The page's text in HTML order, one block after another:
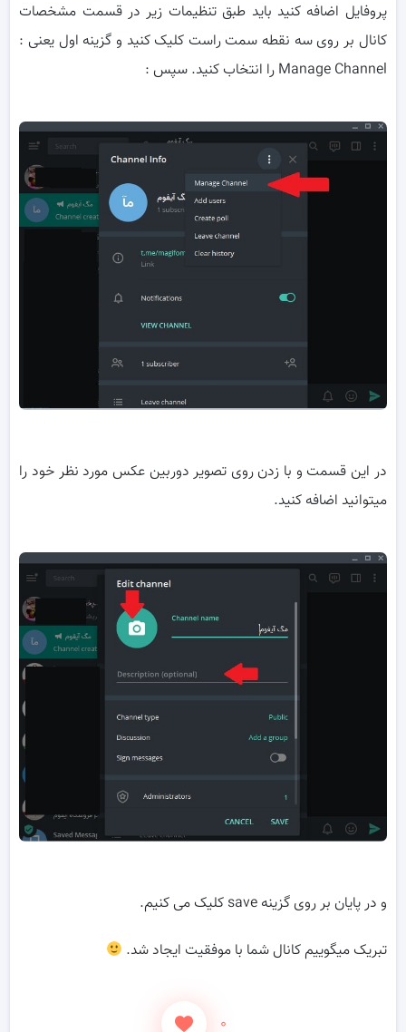
پروفایل اضافه کنید باید طبق تنظیمات زیر در قسمت مشخصات
کانال بر روی سه نقطه سمت راست کلیک کنید و گزینه اول یعنی :
Manage Channel را انتخاب کنید. سپس :
در این قسمت و با زدن روی تصویر دوربین عکس مورد نظر خود را
میتوانید اضافه کنید.
و در پایان بر روی گزینه save کلیک می کنیم.
تبریک میگوییم کانال شما با موفقیت ایجاد شد.
۰